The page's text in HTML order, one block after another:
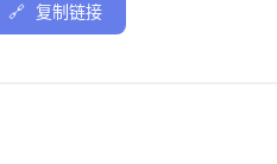
🔗 复制链接